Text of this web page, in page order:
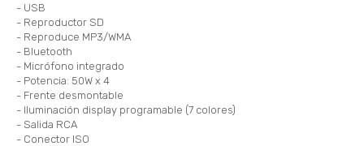
- USB
- Reproductor SD
- Reproduce MP3/WMA
- Bluetooth
- Micrófono integrado
- Potencia: 50W x 4
- Frente desmontable
- Iluminación display programable (7 colores)
- Salida RCA
- Conector ISO